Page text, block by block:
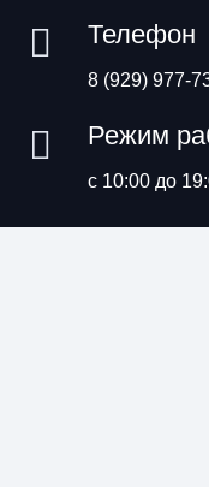
Телефон
8 (929) 977-
Режим
с 10:00 до